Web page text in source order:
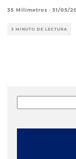
35 Milímetros · 31/05/
3 MINUTO DE LECTURA